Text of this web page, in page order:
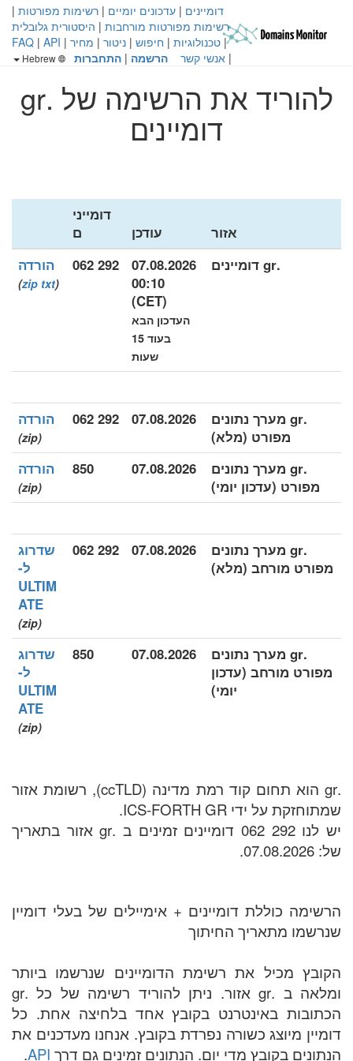
דומיינים | עדכונים יומיים | רשימות מפורטות |
רשימות מפורטות מורחבות | היסטורית גלובלית
| טכנולוגיות | חיפוש | ניטור | מחיר |
FAQ | API
| אנשי קשר הרשמה | התחברות
להוריד את הרשימה של .gr
דומיינים
אזור עודכן
דומייני
ם
.gr דומיינים
07.08.2026
00:10
(CET)
העדכון הבא
בעוד 15
שעות
292 062 הורדה
(
zip txt
)
.gr מערך נתונים
מפורט (מלא)
07.08.2026
292 062 הורדה
(zip)
.gr מערך נתונים
מפורט (עדכון יומי)
07.08.2026
850 הורדה
(zip)
.gr מערך נתונים
מפורט מורחב (מלא)
07.08.2026
292 062
שדרוג
ל-
ULTIM
ATE
(zip)
.gr מערך נתונים
מפורט מורחב (עדכון
יומי)
07.08.2026
850
שדרוג
ל-
ULTIM
ATE
(zip)
.gr הוא תחום קוד רמת מדינה (ccTLD), רשומת אזור
שמתוחזקת על ידי ICS-FORTH GR.
יש לנו 292 062 דומיינים זמינים ב .gr אזור בתאריך
של: 07.08.2026.
הרשימה כוללת דומיינים + אימיילים של בעלי דומיין
שנרשמו מתאריך החיתוך
הקובץ מכיל את רשימת הדומיינים שנרשמו ביותר
ומלאה ב .gr אזור. ניתן להוריד רשימה של כל .gr
הכתובות באינטרנט בקובץ אחד בלחיצה אחת. כל
דומיין מיוצג כשורה נפרדת בקובץ. אנחנו מעדכנים את
הנתונים בקובץ מדי יום. הנתונים זמינים גם דרך API
.